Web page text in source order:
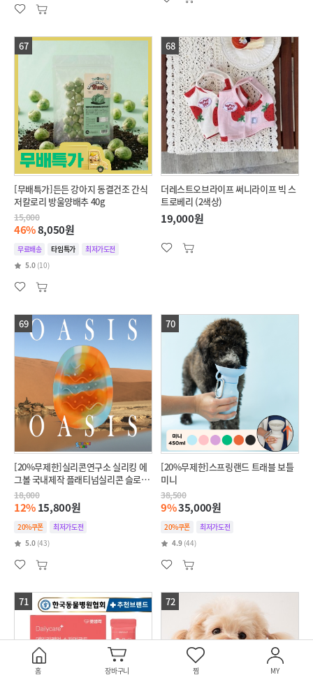
67
[무배특가]든든 강아지 동결건조 간식
저칼로리 방울양배추 40g
15,000
46%8,050원
무료배송 타임특가
최저가도전
5.0 (10)
68
더레스트오브라이프 써니라이프 빅 스
트로베리 (2색상)
19,000원
69
[20%무제한]실리콘연구소 실리킹 에
그볼 국내제작 플래티넘실리콘 슬로우
식기
18,000
12%15,800원
20%쿠폰
최저가도전
5.0 (43)
70
[20%무제한]스프링랜드 트래블 보틀
미니
38,500
9%35,000원
20%쿠폰
최저가도전
4.9 (44)
71 72
홈 장바구니 찜 MY